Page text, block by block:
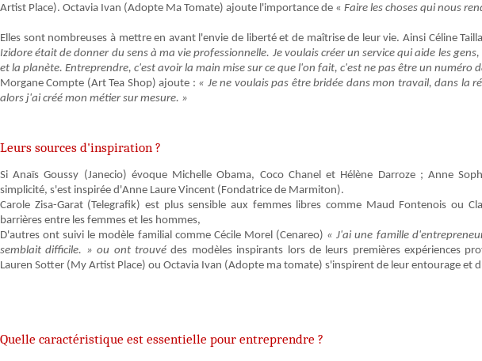
Artist Place). Octavia Ivan (Adopte Ma Tomate) ajoute l'importance de « Faire les choses qui nous
Elles sont nombreuses à mettre en avant l'envie de liberté et de maîtrise de leur vie. Ainsi Céline
Izidore était de donner du sens à ma vie professionnelle. Je voulais créer un service qui aide les
et la planète. Entreprendre, c'est avoir la main mise sur ce que l'on fait, c'est ne pas être un numéro
Morgane Compte (Art Tea Shop) ajoute : « Je ne voulais pas être bridée dans mon travail, dans la
alors j'ai créé mon métier sur mesure. »
Leurs sources d'inspiration ?
Si Anaïs Goussy (Janecio) évoque Michelle Obama, Coco Chanel et Hélène Darroze ; Anne
simplicité, s'est inspirée d'Anne Laure Vincent (Fondatrice de Marmiton).
Carole Zisa-Garat (Telegrafik) est plus sensible aux femmes libres comme Maud Fontenois ou
barrières entre les femmes et les hommes,
D'autres ont suivi le modèle familial comme Cécile Morel (Cenareo) « J'ai une famille
semblait difficile. » ou ont trouvédes modèles inspirants lors de leurs premières expériences
Lauren Sotter (My Artist Place) ou Octavia Ivan (Adopte ma tomate) s'inspirent de leur entourage et
Quelle caractéristique est essentielle pour entreprendre ?